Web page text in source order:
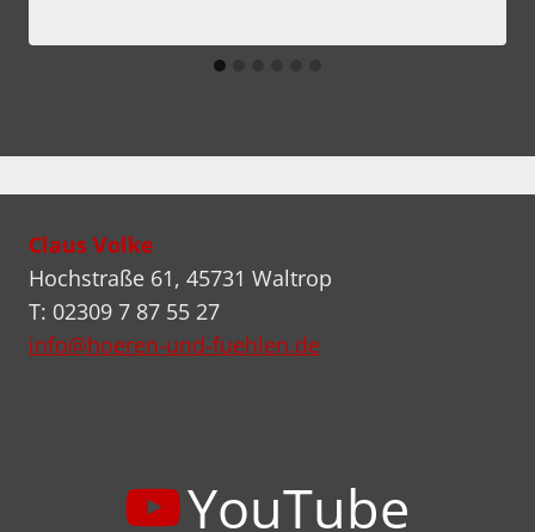
Claus Volke
Hochstraße 61, 45731 Waltrop
T: 02309 7 87 55 27
info@hoeren-und-fuehlen.de
YouTube